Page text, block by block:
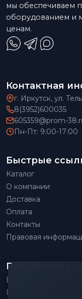
мы обеспечиваем
оборудованием и
ценам.
Контактная
г. Иркутск, ул.
8(3952)600035
605359@prom-
Пн-Пт: 9:00-17:00
Быстрые
Каталог
О компании
Доставка
Оплата
Контакты
Правовая
Популярные
Весовое
Грузоподъемное